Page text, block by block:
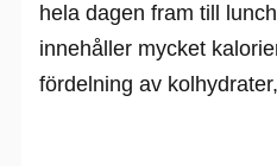
hela dagen fram till
innehåller mycket
fördelning av